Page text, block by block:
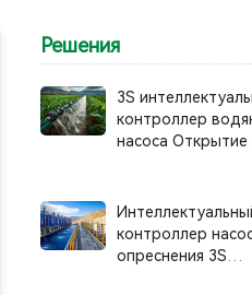
Решения
3S
контроллер
насоса Открытие
орошении
контроллер
опреснения 3S